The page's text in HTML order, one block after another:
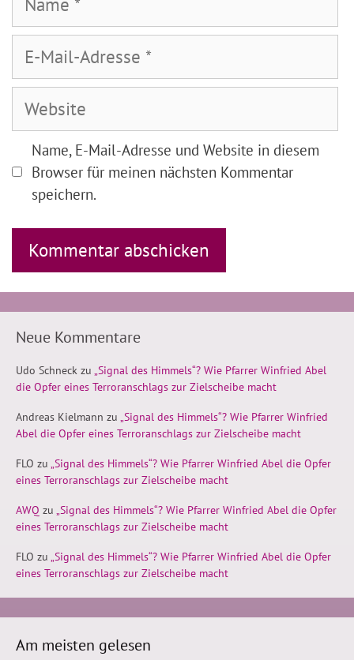
Mail-
Adresse
Name, E-Mail-Adresse und Website in diesem
Browser für meinen nächsten Kommentar
speichern.
Neue Kommentare
Udo Schneck zu „Signal des Himmels“? Wie Pfarrer Winfried Abel
die Opfer eines Terroranschlags zur Zielscheibe macht
Andreas Kielmann zu „Signal des Himmels“? Wie Pfarrer Winfried
Abel die Opfer eines Terroranschlags zur Zielscheibe macht
FLO zu „Signal des Himmels“? Wie Pfarrer Winfried Abel die Opfer
eines Terroranschlags zur Zielscheibe macht
AWQ zu „Signal des Himmels“? Wie Pfarrer Winfried Abel die Opfer
eines Terroranschlags zur Zielscheibe macht
FLO zu „Signal des Himmels“? Wie Pfarrer Winfried Abel die Opfer
eines Terroranschlags zur Zielscheibe macht
Am meisten gelesen